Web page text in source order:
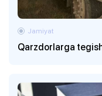
Qarzdorlarga
Jamiyat